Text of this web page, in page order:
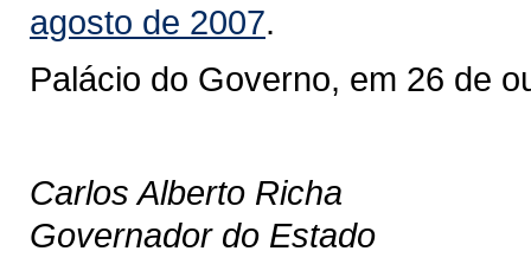
agosto de 2007.
Palácio do Governo, em 26 de
Carlos Alberto Richa
Governador do Estado